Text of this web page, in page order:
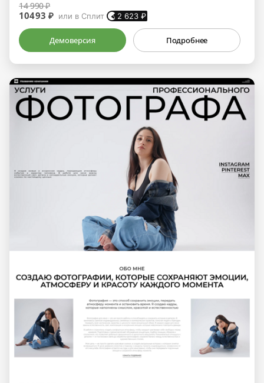
14 990 ₽
10493 ₽ или в Сплит 2 623 ₽
Демоверсия Подробнее